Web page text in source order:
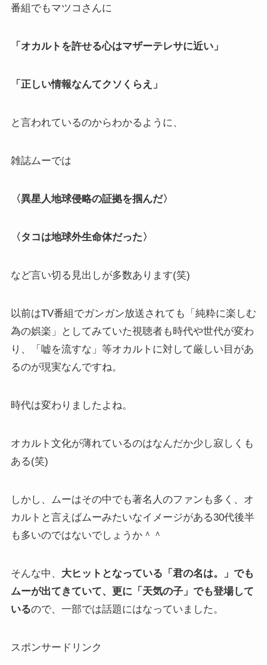
番組でもマツコさんに
「オカルトを許せる心はマザーテレサに近い」
「正しい情報なんてクソくらえ」
と言われているのからわかるように、
雑誌ムーでは
〈異星人地球侵略の証拠を掴んだ〉
〈タコは地球外生命体だった〉
など言い切る見出しが多数あります(笑)
以前はTV番組でガンガン放送されても「純粋に楽しむ
為の娯楽」としてみていた視聴者も時代や世代が変わ
り、「嘘を流すな」等オカルトに対して厳しい目があ
るのが現実なんですね。
時代は変わりましたよね。
オカルト文化が薄れているのはなんだか少し寂しくも
ある(笑)
しかし、ムーはその中でも著名人のファンも多く、オ
カルトと言えばムーみたいなイメージがある30代後半
も多いのではないでしょうか＾＾
そんな中、 大ヒットとなっている「君の名は。」でも
ムーが出てきていて、更に「天気の子」でも登場して
いるので、一部では話題にはなっていました。
スポンサードリンク